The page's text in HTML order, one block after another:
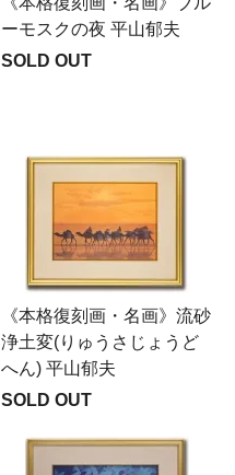
ーモスクの夜 平山郁夫
SOLD OUT
《本格復刻画・名画》流砂
浄土変(りゅうさじょうど
へん) 平山郁夫
SOLD OUT